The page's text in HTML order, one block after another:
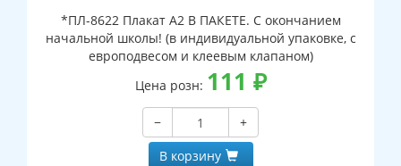
*ПЛ-8622 Плакат А2 В ПАКЕТЕ. С окончанием
начальной школы! (в индивидуальной упаковке, с
европодвесом и клеевым клапаном)
Цена розн: 111 ₽
−
+
В корзину